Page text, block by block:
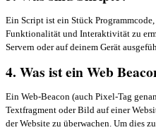
Ein Script ist ein Stück
Funktionalität und Interaktivität zu
Servern oder auf deinem Gerät
4. Was ist ein Web
Ein Web-Beacon (auch Pixel-Tag
Textfragment oder Bild auf einer
der Website zu überwachen. Um dies